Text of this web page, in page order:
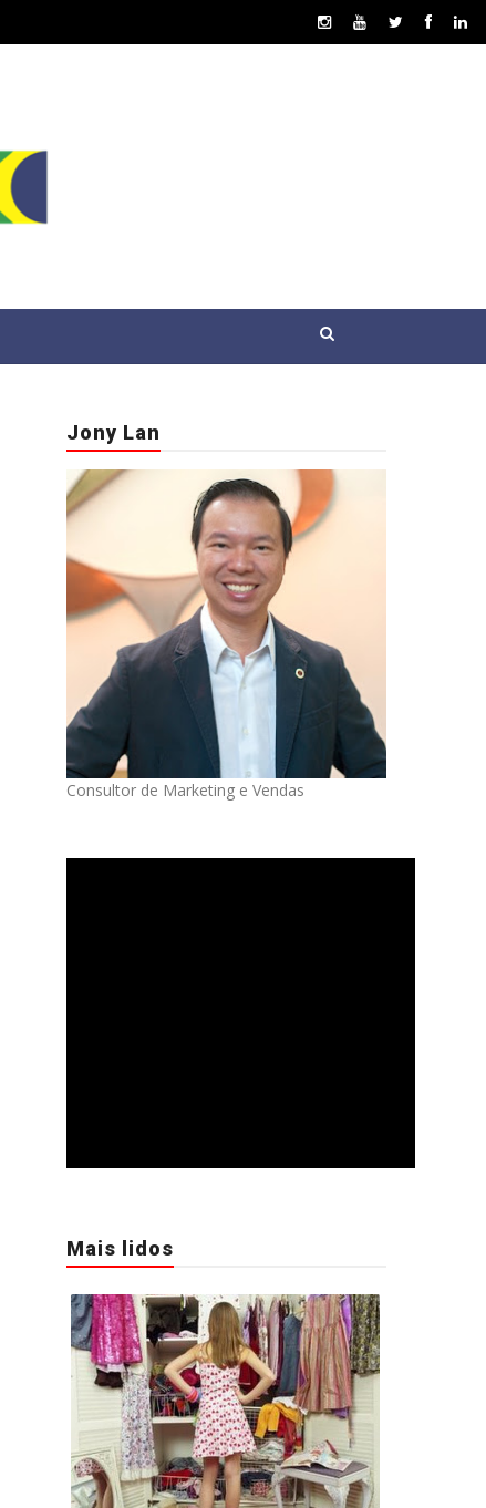
Jony Lan
Consultor de Marketing e Vendas
Mais lidos